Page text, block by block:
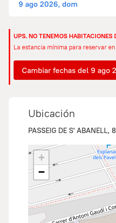
9 ago 2026, dom
UPS. NO TENEMOS HABITACIONES
La estancia mínima para reservar
Cambiar fechas del 9 ago
Ubicación
PASSEIG DE S' ABANELL,
+
−